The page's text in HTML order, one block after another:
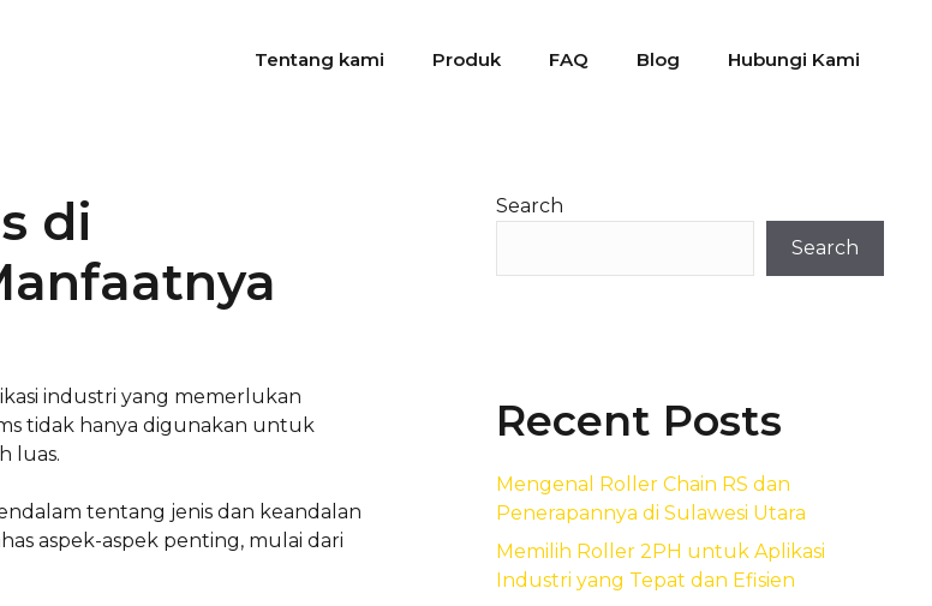
Tentang kami Produk FAQ Blog Hubungi Kami
di
industri yang memerlukan
tidak hanya digunakan untuk
luas.
tentang jenis dan keandalan
aspek-aspek penting, mulai dari
Search
Search
Recent Posts
Mengenal Roller Chain RS dan
Penerapannya di Sulawesi Utara
Memilih Roller 2PH untuk Aplikasi
Industri yang Tepat dan Efisien